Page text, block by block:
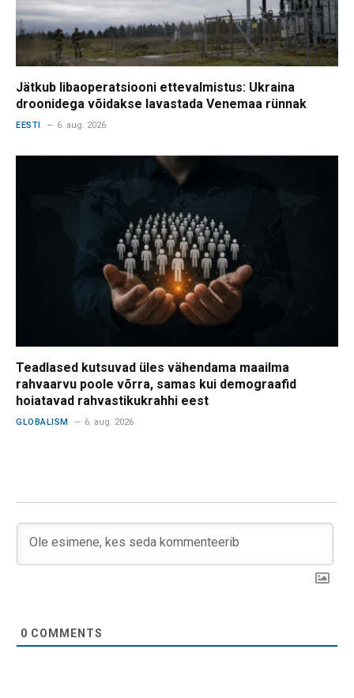
Jätkub libaoperatsiooni ettevalmistus: Ukraina
droonidega võidakse lavastada Venemaa rünnak
EESTI 6. aug. 2026
Teadlased kutsuvad üles vähendama maailma
rahvaarvu poole võrra, samas kui demograafid
hoiatavad rahvastikukrahhi eest
GLOBALISM 6. aug. 2026
0 COMMENTS